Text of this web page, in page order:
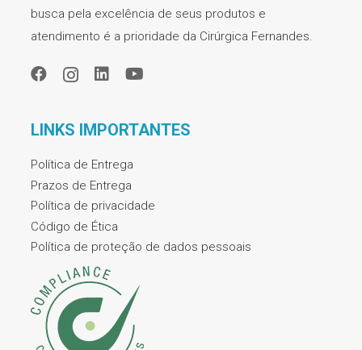
busca pela excelência de seus produtos e
atendimento é a prioridade da Cirúrgica Fernandes.
LINKS IMPORTANTES
Política de Entrega
Prazos de Entrega
Política de privacidade
Código de Ética
Política de proteção de dados pessoais